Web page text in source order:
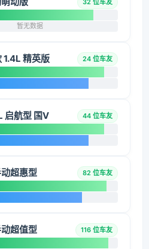
32 位车友
暂无数据
精英版 24 位车友
启航型 国V 44 位车友
超惠型 82 位车友
超值型 116 位车友